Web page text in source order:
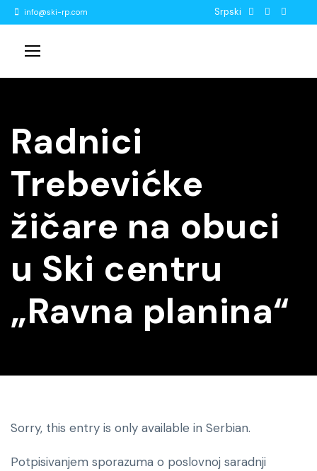
info@ski-rp.com Srpski
Radnici
Trebevićke
žičare na obuci
u Ski centru
„Ravna planina“
Sorry, this entry is only available in Serbian.
Potpisivanjem sporazuma o poslovnoj saradnji